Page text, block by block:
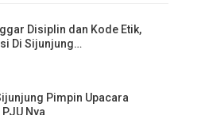
Disiplin dan Kode Etik,
Di Sijunjung…
Pimpin Upacara
Nya